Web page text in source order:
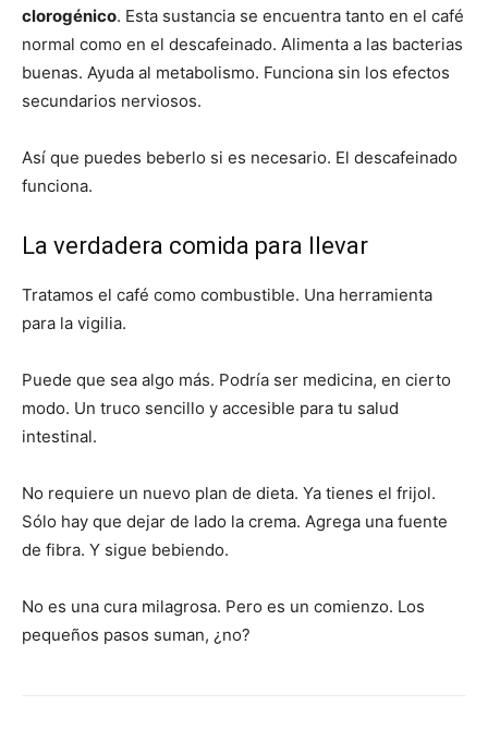
clorogénico. Esta sustancia se encuentra tanto en el café
normal como en el descafeinado. Alimenta a las bacterias
buenas. Ayuda al metabolismo. Funciona sin los efectos
secundarios nerviosos.
Así que puedes beberlo si es necesario. El descafeinado
funciona.
La verdadera comida para llevar
Tratamos el café como combustible. Una herramienta
para la vigilia.
Puede que sea algo más. Podría ser medicina, en cierto
modo. Un truco sencillo y accesible para tu salud
intestinal.
No requiere un nuevo plan de dieta. Ya tienes el frijol.
Sólo hay que dejar de lado la crema. Agrega una fuente
de fibra. Y sigue bebiendo.
No es una cura milagrosa. Pero es un comienzo. Los
pequeños pasos suman, ¿no?